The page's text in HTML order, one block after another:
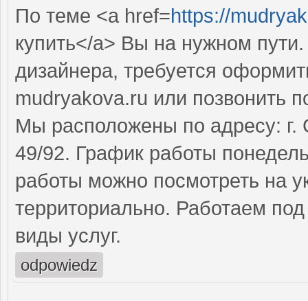
По теме <a href=https://
купить</a> Вы на нужном
дизайнера, требуется
mudryakova.ru или позвонить
Мы расположены по адресу: г.
49/92. График работы
работы можно посмотреть на
территориально. Работаем
виды услуг.
odpowiedz